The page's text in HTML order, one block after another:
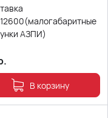
АЗПИ)
В корзину